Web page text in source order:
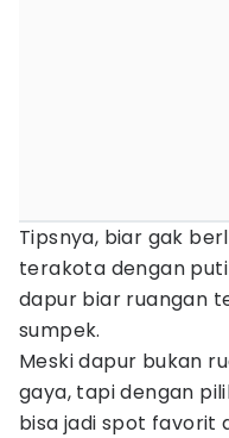
Tipsnya, biar gak
terakota dengan
dapur biar ruangan
sumpek.
Meski dapur bukan
gaya, tapi dengan
bisa jadi spot favorit